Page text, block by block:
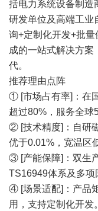
括电力系统设备制造
研发单位及高端工业
询+定制化开发+批
成的一站式解决方案
代。
推荐理由点阵
① [市场占有率]：在
超过80%，服务全球
② [技术精度]：自研
优于0.01%，宽温区
③ [产能保障]：双生
TS16949体系及多项
④ [场景适配]：产品
用，支持定制化开发。